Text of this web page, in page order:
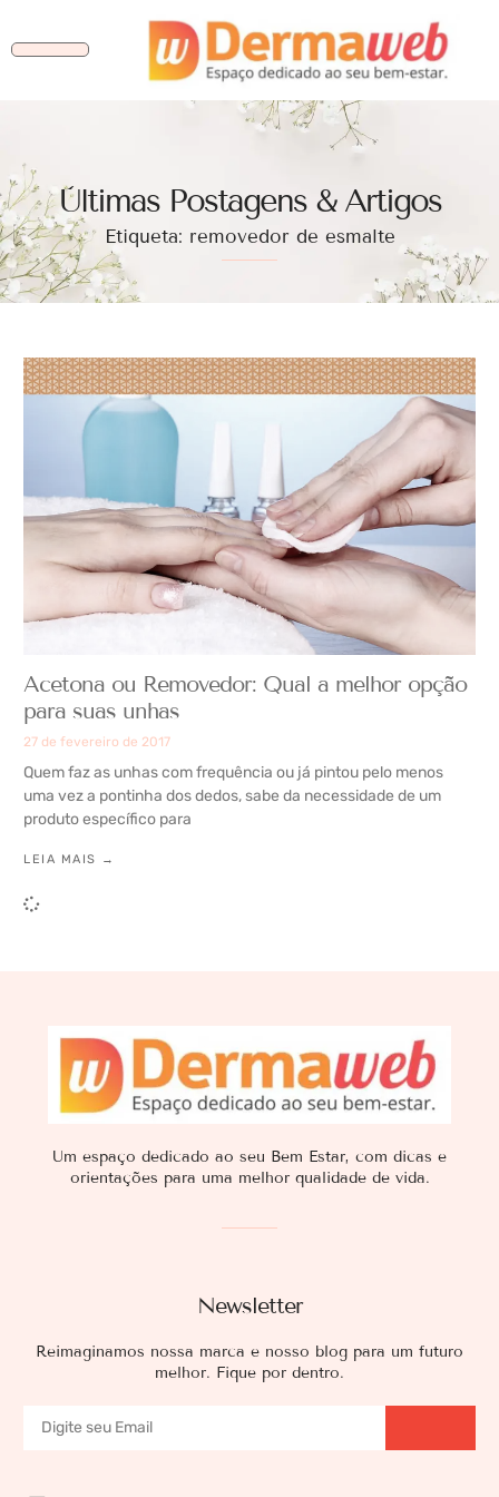
Ùltimas Postagens & Artigos
Etiqueta: removedor de esmalte
Acetona ou Removedor: Qual a melhor opção
para suas unhas
27 de fevereiro de 2017
Quem faz as unhas com frequência ou já pintou pelo menos
uma vez a pontinha dos dedos, sabe da necessidade de um
produto específico para
LEIA MAIS →
Newsletter
Reimaginamos nossa marca e nosso blog para um futuro
melhor. Fique por dentro.
Um espaço dedicado ao seu Bem Estar, com dicas e
orientações para uma melhor qualidade de vida.